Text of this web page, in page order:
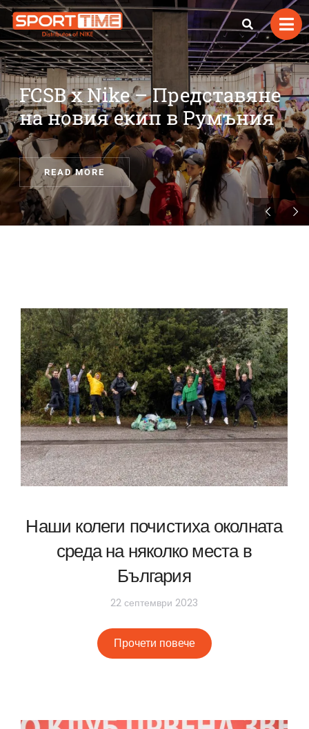
FCSB x Nike – Представяне
на новия екип в Румъния
READ MORE
Наши колеги почистиха околната
среда на няколко места в
България
22 септември 2023
Прочети повече